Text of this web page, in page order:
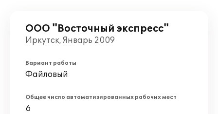
ООО "Восточный экспресс"
Иркутск, Январь 2009
Вариант работы
Файловый
Общее число автоматизированных рабочих мест
6